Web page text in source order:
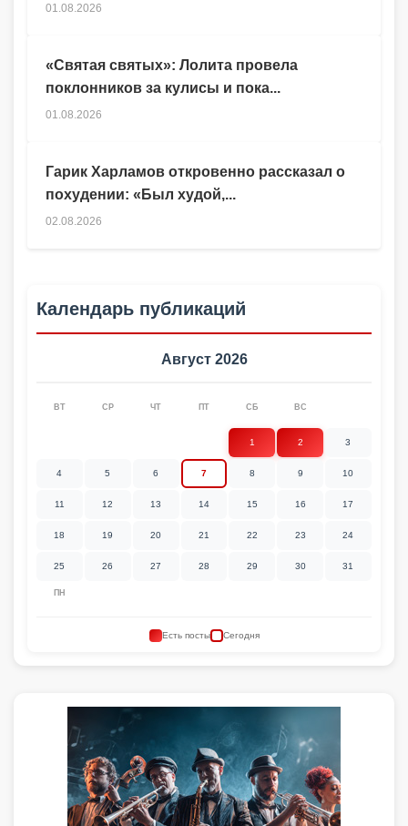
Гарик Харламов откровенно рассказал о
похудении: «Был худой,...
02.08.2026
01.08.2026
«Святая святых»: Лолита провела
поклонников за кулисы и пока...
01.08.2026
Календарь публикаций
Август 2026
ПН
ВТ СР ЧТ ПТ СБ ВС
1 2 3
4 5 6 7 8 9 10
11 12 13 14 15 16 17
18 19 20 21 22 23 24
25 26 27 28 29 30 31
Есть посты Сегодня